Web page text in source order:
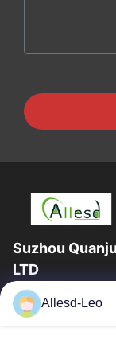
Suzhou
LTD
16years ervaring,
ESD & Cleanroom
Allesd-Leo